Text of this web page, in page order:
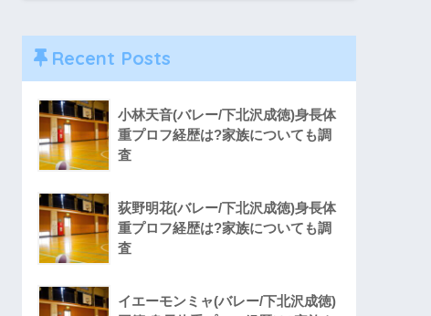
Recent Posts
小林天音(バレー/下北沢成徳)身長体
重プロフ経歴は?家族についても調
査
荻野明花(バレー/下北沢成徳)身長体
重プロフ経歴は?家族についても調
査
イエーモンミャ(バレー/下北沢成徳)